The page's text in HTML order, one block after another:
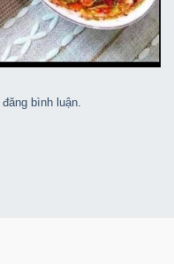
đăng bình luận.